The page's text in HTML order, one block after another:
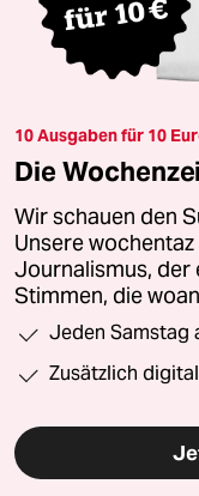
10 Ausgaben für 10
Die
Wir schauen den
Unsere
Journalismus, der
Stimmen, die
Jeden Samstag
Zusätzlich